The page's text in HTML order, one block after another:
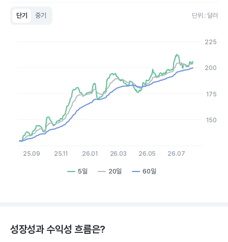
단기 중기 단위 : 달러
The chart has 1 X axis displaying Time. Data ranges from
The chart has 1 Y axis displaying values. Data ranges from
5일 20일 60일
25.09 25.11 26.01 26.03 26.05 26.07
150
175
200
225
성장성과 수익성 흐름은?